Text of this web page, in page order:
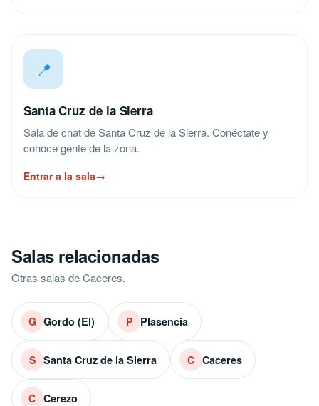
📍
Santa Cruz de la Sierra
Sala de chat de Santa Cruz de la Sierra. Conéctate y
conoce gente de la zona.
Entrar a la sala→
Salas relacionadas
Otras salas de Caceres.
G Gordo (El) P Plasencia
S Santa Cruz de la Sierra C Caceres
C Cerezo